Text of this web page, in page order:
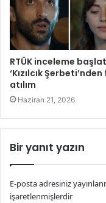
RTÜK inceleme
‘Kızılcık
atılım
Haziran 21, 2026
Bir yanıt yazın
E-posta adresiniz
işaretlenmişlerdir